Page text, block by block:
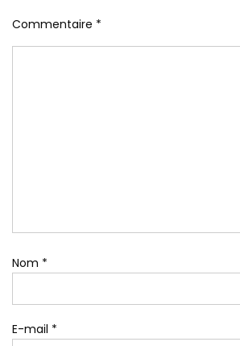
Commentaire *
Nom *
E-mail *